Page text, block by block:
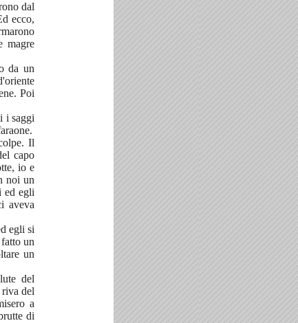
dal
ecco,
magre
da un
Poi
i saggi
Il
capo
io e
noi un
ed egli
aveva
egli si
un
un
del
del
a
di